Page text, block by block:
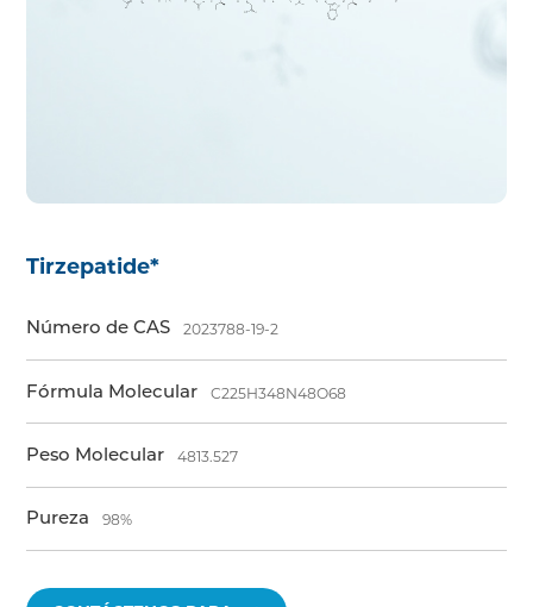
Tirzepatide*
Número de CAS 2023788-19-2
Fórmula Molecular C225H348N48O68
Peso Molecular 4813.527
Pureza 98%